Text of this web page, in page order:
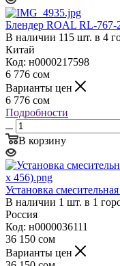
Блендер ROAL RL-767-
В наличии 115 шт. в 4
Китай
Код: н0000217598
6 776 сом
Варианты цен
6 776 сом
Подробности
В корзину
Установка
В наличии 1 шт. в 1
Россия
Код: н0000036111
36 150 сом
Варианты цен